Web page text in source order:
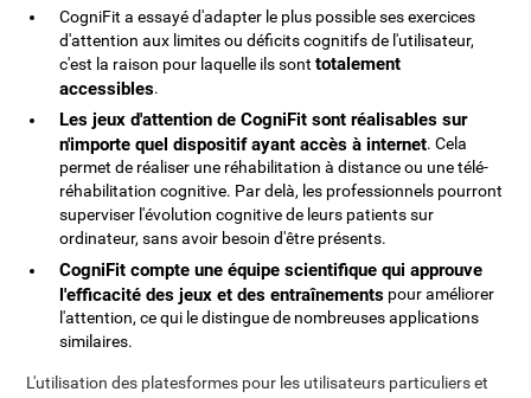
CogniFit a essayé d'adapter le plus possible ses exercices
d'attention aux limites ou déficits cognitifs de l'utilisateur,
c'est la raison pour laquelle ils sonttotalement
accessibles.
Les jeux d'attention de CogniFit sont réalisables sur
n'importe quel dispositif ayant accès à internet. Cela
permet de réaliser une réhabilitation à distance ou une télé-
réhabilitation cognitive. Par delà, les professionnels pourront
superviser l'évolution cognitive de leurs patients sur
ordinateur, sans avoir besoin d'être présents.
CogniFit compte une équipe scientifique qui approuve
l'efficacité des jeux et des entraînements pour améliorer
l'attention, ce qui le distingue de nombreuses applications
similaires.
L'utilisation des platesformes pour les utilisateurs particuliers et